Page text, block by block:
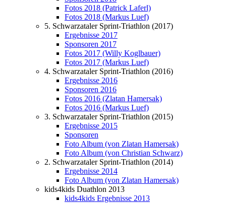
Fotos 2018 (Patrick Laferl)
Fotos 2018 (Markus Luef)
5. Schwarzataler Sprint-Triathlon (2017)
Ergebnisse 2017
Sponsoren 2017
Fotos 2017 (Willy Koglbauer)
Fotos 2017 (Markus Luef)
4. Schwarzataler Sprint-Triathlon (2016)
Ergebnisse 2016
Sponsoren 2016
Fotos 2016 (Zlatan Hamersak)
Fotos 2016 (Markus Luef)
3. Schwarzataler Sprint-Triathlon (2015)
Ergebnisse 2015
Sponsoren
Foto Album (von Zlatan Hamersak)
Foto Album (von Christian Schwarz)
2. Schwarzataler Sprint-Triathlon (2014)
Ergebnisse 2014
Foto Album (von Zlatan Hamersak)
kids4kids Duathlon 2013
kids4kids Ergebnisse 2013